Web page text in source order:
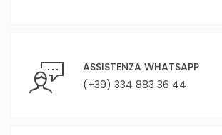
ASSISTENZA WHATSAPP
(+39) 334 883 36 44